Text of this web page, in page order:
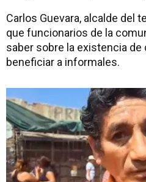
Carlos Guevara, alcalde del
que funcionarios de la
saber sobre la existencia de
beneficiar a informales.